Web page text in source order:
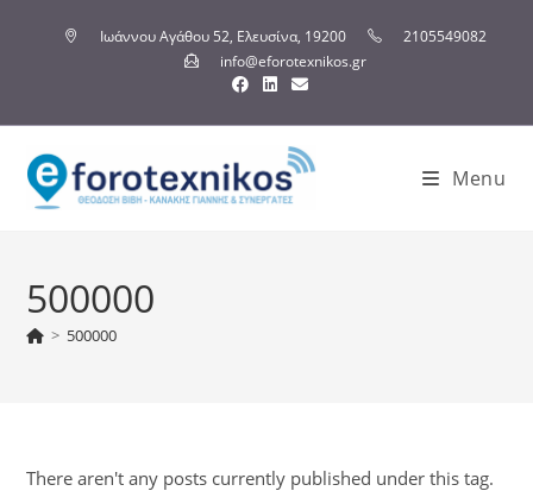
Ιωάννου Αγάθου 52, Ελευσίνα, 19200
2105549082
info@eforotexnikos.gr
Menu
500000
> 500000
There aren't any posts currently published under this tag.